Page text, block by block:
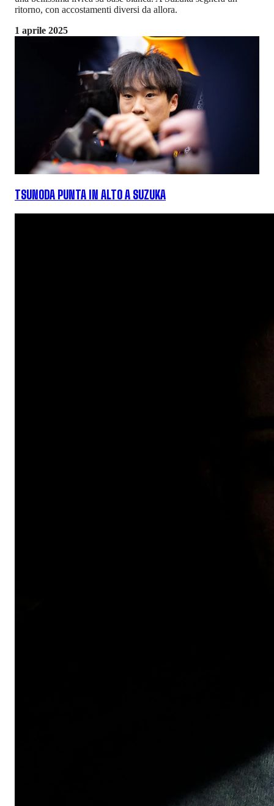
ritorno, con accostamenti diversi da allora.
1 aprile 2025
TSUNODA PUNTA IN ALTO A SUZUKA